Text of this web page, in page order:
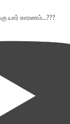
யார் காரணம்...???